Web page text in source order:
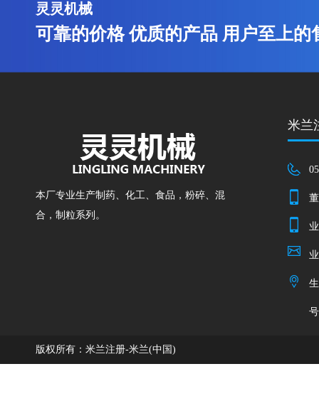
灵灵机械
可靠的价格 优质的产品 用户至上的
本厂专业生产制药、化工、食品，粉碎、混
合，制粒系列。
米兰
版权所有：米兰注册-米兰(中国)